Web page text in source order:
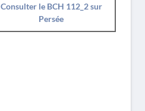
Consulter le BCH 112_2 sur
Persée